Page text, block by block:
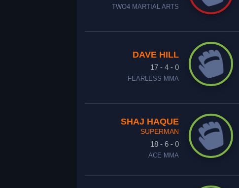
TWO4 MARTIAL ARTS
DAVE HILL
17 - 4 - 0
FEARLESS MMA
SHAJ HAQUE
SUPERMAN
18 - 6 - 0
ACE MMA